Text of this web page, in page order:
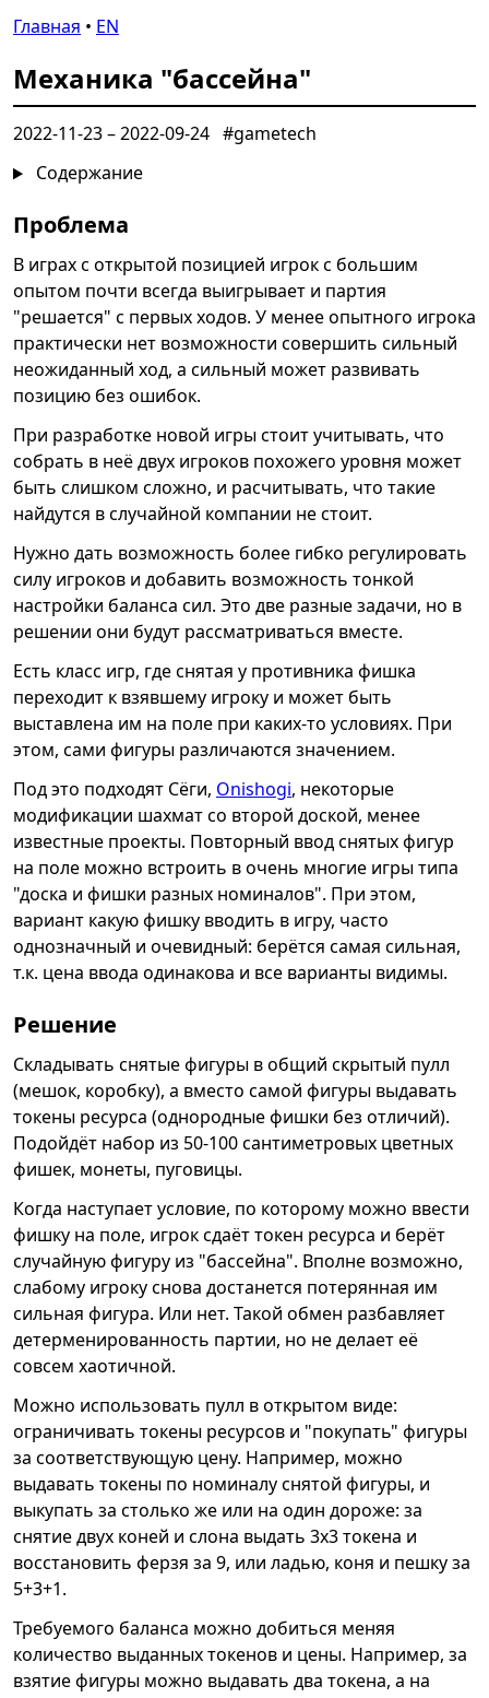
Главная • EN
Механика "бассейна"
2022-11-23–2022-09-24 #gametech
Содержание
Проблема
В играх с открытой позицией игрок с большим
опытом почти всегда выигрывает и партия
"решается" с первых ходов. У менее опытного игрока
практически нет возможности совершить сильный
неожиданный ход, а сильный может развивать
позицию без ошибок.
При разработке новой игры стоит учитывать, что
собрать в неё двух игроков похожего уровня может
быть слишком сложно, и расчитывать, что такие
найдутся в случайной компании не стоит.
Нужно дать возможность более гибко регулировать
силу игроков и добавить возможность тонкой
настройки баланса сил. Это две разные задачи, но в
решении они будут рассматриваться вместе.
Есть класс игр, где снятая у противника фишка
переходит к взявшему игроку и может быть
выставлена им на поле при каких-то условиях. При
этом, сами фигуры различаются значением.
Под это подходят Сёги, Onishogi, некоторые
модификации шахмат со второй доской, менее
известные проекты. Повторный ввод снятых фигур
на поле можно встроить в очень многие игры типа
"доска и фишки разных номиналов". При этом,
вариант какую фишку вводить в игру, часто
однозначный и очевидный: берётся самая сильная,
т.к. цена ввода одинакова и все варианты видимы.
Решение
Складывать снятые фигуры в общий скрытый пулл
(мешок, коробку), а вместо самой фигуры выдавать
токены ресурса (однородные фишки без отличий).
Подойдёт набор из 50-100 сантиметровых цветных
фишек, монеты, пуговицы.
Когда наступает условие, по которому можно ввести
фишку на поле, игрок сдаёт токен ресурса и берёт
случайную фигуру из "бассейна". Вполне возможно,
слабому игроку снова достанется потерянная им
сильная фигура. Или нет. Такой обмен разбавляет
детерменированность партии, но не делает её
совсем хаотичной.
Можно использовать пулл в открытом виде:
ограничивать токены ресурсов и "покупать" фигуры
за соответствующую цену. Например, можно
выдавать токены по номиналу снятой фигуры, и
выкупать за столько же или на один дороже: за
снятие двух коней и слона выдать 3x3 токена и
восстановить ферзя за 9, или ладью, коня и пешку за
5+3+1.
Требуемого баланса можно добиться меняя
количество выданных токенов и цены. Например, за
взятие фигуры можно выдавать два токена, а на